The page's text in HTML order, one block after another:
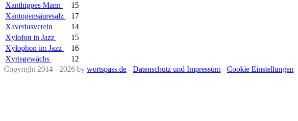
Xanthippes Mann
15
Xantogensäuresalz
17
Xaveriusverein
14
Xylofon in Jazz
15
Xylophon im Jazz
16
Xyrisgewächs
12
Copyright 2014 - 2026 by wortspass.de - Datenschutz und Impressum - Cookie Einstellungen